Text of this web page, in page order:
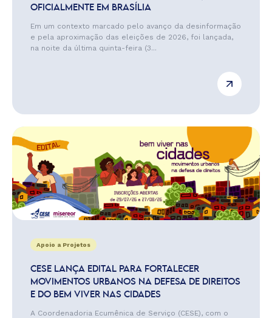
OFICIALMENTE EM BRASÍLIA
Em um contexto marcado pelo avanço da desinformação
e pela aproximação das eleições de 2026, foi lançada,
na noite da última quinta-feira (3...
Apoio a Projetos
CESE LANÇA EDITAL PARA FORTALECER
MOVIMENTOS URBANOS NA DEFESA DE DIREITOS
E DO BEM VIVER NAS CIDADES
A Coordenadoria Ecumênica de Serviço (CESE), com o